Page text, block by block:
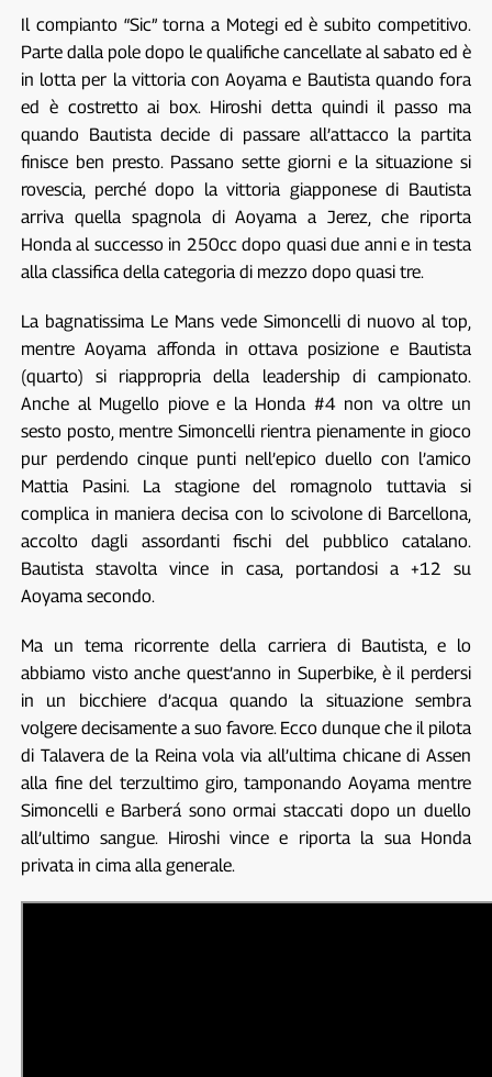
Il compianto “Sic” torna a Motegi ed è subito competitivo.
Parte dalla pole dopo le qualifiche cancellate al sabato ed è
in lotta per la vittoria con Aoyama e Bautista quando fora
ed è costretto ai box. Hiroshi detta quindi il passo ma
quando Bautista decide di passare all’attacco la partita
finisce ben presto. Passano sette giorni e la situazione si
rovescia, perché dopo la vittoria giapponese di Bautista
arriva quella spagnola di Aoyama a Jerez, che riporta
Honda al successo in 250cc dopo quasi due anni e in testa
alla classifica della categoria di mezzo dopo quasi tre.
La bagnatissima Le Mans vede Simoncelli di nuovo al top,
mentre Aoyama affonda in ottava posizione e Bautista
(quarto) si riappropria della leadership di campionato.
Anche al Mugello piove e la Honda #4 non va oltre un
sesto posto, mentre Simoncelli rientra pienamente in gioco
pur perdendo cinque punti nell’epico duello con l’amico
Mattia Pasini. La stagione del romagnolo tuttavia si
complica in maniera decisa con lo scivolone di Barcellona,
accolto dagli assordanti fischi del pubblico catalano.
Bautista stavolta vince in casa, portandosi a +12 su
Aoyama secondo.
Ma un tema ricorrente della carriera di Bautista, e lo
abbiamo visto anche quest’anno in Superbike, è il perdersi
in un bicchiere d’acqua quando la situazione sembra
volgere decisamente a suo favore. Ecco dunque che il pilota
di Talavera de la Reina vola via all’ultima chicane di Assen
alla fine del terzultimo giro, tamponando Aoyama mentre
Simoncelli e Barberá sono ormai staccati dopo un duello
all’ultimo sangue. Hiroshi vince e riporta la sua Honda
privata in cima alla generale.